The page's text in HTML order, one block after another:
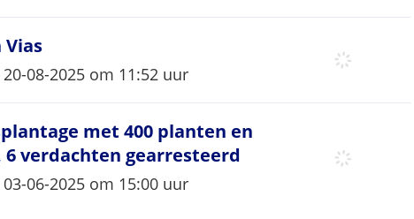
Gepubliceerd op
20-08-2025 om 11:52 uur
met 400 planten en kiembakken van
met 400 planten en
verdachten gearresteerd
Gepubliceerd op
03-06-2025 om 15:00 uur